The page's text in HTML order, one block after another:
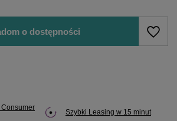
o dostępności
Szybki Leasing w 15 minut